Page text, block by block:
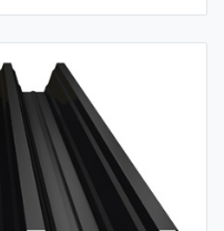
oxiderar i en ljusgrå färg
brunt. Välj till
eller andra material.